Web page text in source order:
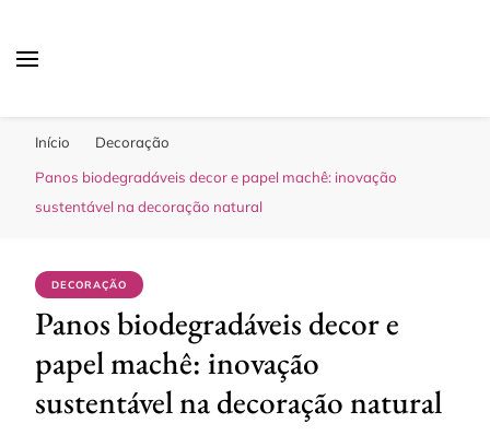
Início
Decoração
Panos biodegradáveis decor e papel machê: inovação
sustentável na decoração natural
DECORAÇÃO
Panos biodegradáveis decor e
papel machê: inovação
sustentável na decoração natural